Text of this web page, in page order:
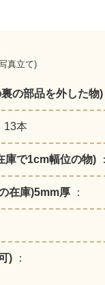
真立て)
の部品を外した物)
13本
庫で1cm幅位の物)
在庫)5mm厚 ：
) ：